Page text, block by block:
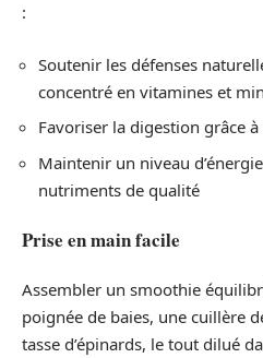
:
Soutenir les défenses
concentré en vitamines et
Favoriser la digestion grâce à
Maintenir un niveau
nutriments de qualité
Prise en main facile
Assembler un smoothie
poignée de baies, une cuillère
tasse d’épinards, le tout dilué